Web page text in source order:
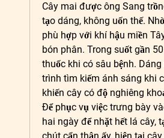
Cây mai được ông Sang
tạo dáng, không uốn thế.
phù hợp với khí hậu miền
bón phân. Trong suốt gần
thuốc khi có sâu bệnh.
trình tìm kiếm ánh sáng khi
khiến cây có độ nghiêng
Để phục vụ việc trưng bày
hai ngày để nhặt hết lá cây,